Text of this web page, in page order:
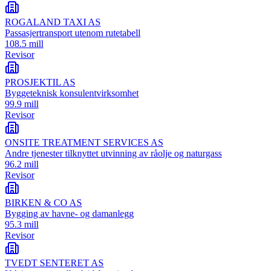
ROGALAND TAXI AS
Passasjertransport utenom rutetabell
108.5 mill
Revisor
PROSJEKTIL AS
Byggeteknisk konsulentvirksomhet
99.9 mill
Revisor
ONSITE TREATMENT SERVICES AS
Andre tjenester tilknyttet utvinning av råolje og naturgass
96.2 mill
Revisor
BIRKEN & CO AS
Bygging av havne- og damanlegg
95.3 mill
Revisor
TVEDT SENTERET AS